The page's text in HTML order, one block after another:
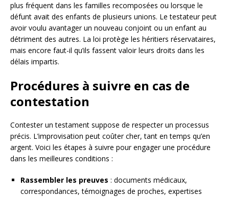
plus fréquent dans les familles recomposées ou lorsque le
défunt avait des enfants de plusieurs unions. Le testateur peut
avoir voulu avantager un nouveau conjoint ou un enfant au
détriment des autres. La loi protège les héritiers réservataires,
mais encore faut-il qu’ils fassent valoir leurs droits dans les
délais impartis.
Procédures à suivre en cas de
contestation
Contester un testament suppose de respecter un processus
précis. L’improvisation peut coûter cher, tant en temps qu’en
argent. Voici les étapes à suivre pour engager une procédure
dans les meilleures conditions :
Rassembler les preuves : documents médicaux,
correspondances, témoignages de proches, expertises